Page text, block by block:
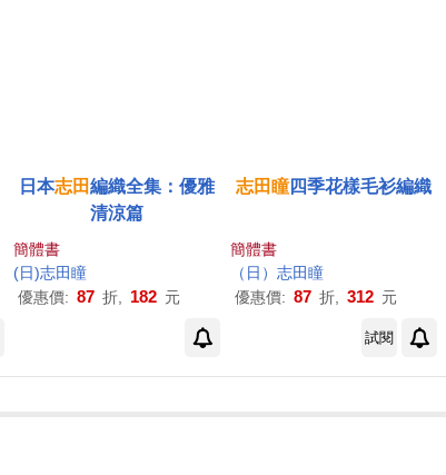
日本志田編織全集：優雅
清涼篇
簡體書
(日)志田瞳
優惠價: 87 折, 182 元
志田瞳四季花樣毛衫編織
簡體書
（ 日 ）志田瞳
優惠價: 87 折, 312 元
試閱